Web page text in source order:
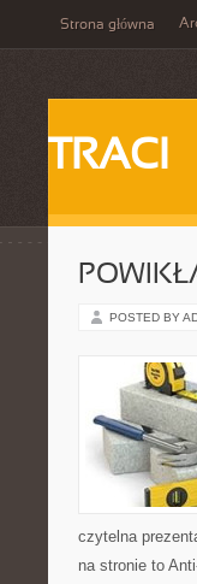
Strona główna
TRACI
POSTED BY
czytelna
na stronie to